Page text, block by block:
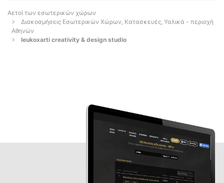
Αετοί των εσωτερικών χώρων
Διακοσμήσεις Εσωτερικών Χώρων, Κατασκευές, Υαλικά - περιοχή
Αθηνών
leukoxarti creativity & design studio